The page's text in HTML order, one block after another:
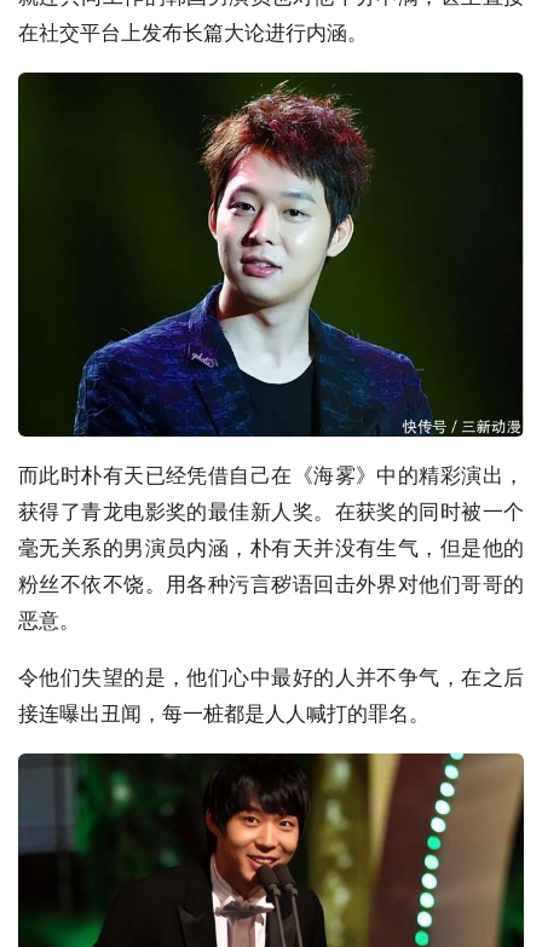
在社交平台上发布长篇大论进行内涵。
而此时朴有天已经凭借自己在《海雾》中的精彩演出，
获得了青龙电影奖的最佳新人奖。在获奖的同时被一个
毫无关系的男演员内涵，朴有天并没有生气，但是他的
粉丝不依不饶。用各种污言秽语回击外界对他们哥哥的
恶意。
令他们失望的是，他们心中最好的人并不争气，在之后
接连曝出丑闻，每一桩都是人人喊打的罪名。